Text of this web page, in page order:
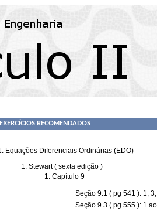
EXERCÍCIOS RECOMENDADOS
Equações Diferenciais Ordinárias (EDO)
Stewart ( sexta edição )
Capítulo 9
Seção 9.1 ( pg 541 ): 1,
Seção 9.3 ( pg 555 ): 1